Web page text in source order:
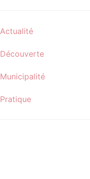
Actualité
Découverte
Municipalité
Pratique